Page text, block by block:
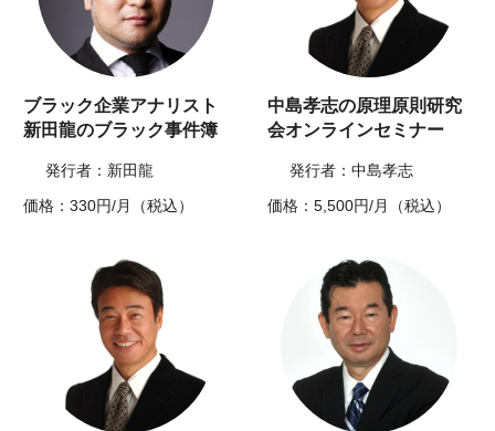
ブラック企業アナリスト
新田龍のブラック事件簿
発行者：新田龍
価格：330円/月（税込）
中島孝志の原理原則研究
会オンラインセミナー
発行者：中島孝志
価格：5,500円/月（税込）